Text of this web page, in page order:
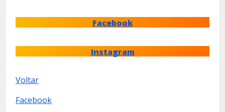
Facebook
Instagram
Voltar
Facebook